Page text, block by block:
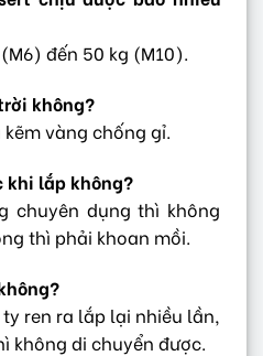
đến 50 kg (M10).
không?
vàng chống gỉ.
khi lắp không?
chuyên dụng thì không
thì phải khoan mồi.
ren ra lắp lại nhiều lần,
không di chuyển được.